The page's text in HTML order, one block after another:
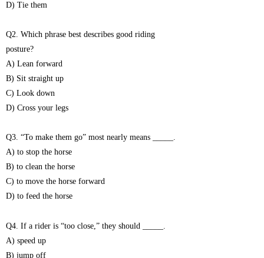
D) Tie them
Q2. Which phrase best describes good riding
posture?
A) Lean forward
B) Sit straight up
C) Look down
D) Cross your legs
Q3. “To make them go” most nearly means _____.
A) to stop the horse
B) to clean the horse
C) to move the horse forward
D) to feed the horse
Q4. If a rider is “too close,” they should _____.
A) speed up
B) jump off